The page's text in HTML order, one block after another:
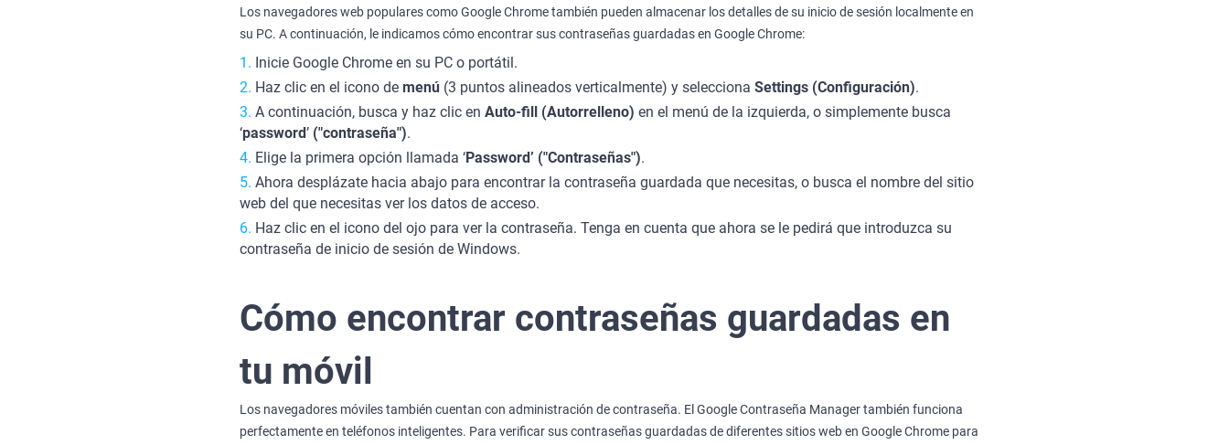
Los navegadores web populares como Google Chrome también pueden almacenar los detalles de su inicio de sesión localmente en
su PC. A continuación, le indicamos cómo encontrar sus contraseñas guardadas en Google Chrome:
Inicie Google Chrome en su PC o portátil.
Haz clic en el icono de menú (3 puntos alineados verticalmente) y selecciona Settings (Configuración).
A continuación, busca y haz clic en Auto-fill (Autorrelleno) en el menú de la izquierda, o simplemente busca
‘password’ ("contraseña").
Elige la primera opción llamada ‘Password’ ("Contraseñas").
Ahora desplázate hacia abajo para encontrar la contraseña guardada que necesitas, o busca el nombre del sitio
web del que necesitas ver los datos de acceso.
Haz clic en el icono del ojo para ver la contraseña. Tenga en cuenta que ahora se le pedirá que introduzca su
contraseña de inicio de sesión de Windows.
Cómo encontrar contraseñas guardadas en
tu móvil
Los navegadores móviles también cuentan con administración de contraseña. El Google Contraseña Manager también funciona
perfectamente en teléfonos inteligentes. Para verificar sus contraseñas guardadas de diferentes sitios web en Google Chrome para